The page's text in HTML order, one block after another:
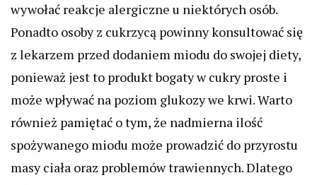
wywołać reakcje alergiczne u niektórych osób.
Ponadto osoby z cukrzycą powinny konsultować się
z lekarzem przed dodaniem miodu do swojej diety,
ponieważ jest to produkt bogaty w cukry proste i
może wpływać na poziom glukozy we krwi. Warto
również pamiętać o tym, że nadmierna ilość
spożywanego miodu może prowadzić do przyrostu
masy ciała oraz problemów trawiennych. Dlatego